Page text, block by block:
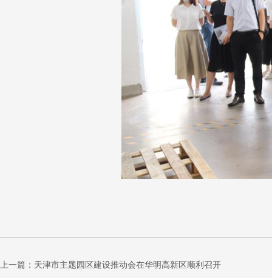
上一篇： 天津市主题园区建设推动会在华明高新区顺利召开